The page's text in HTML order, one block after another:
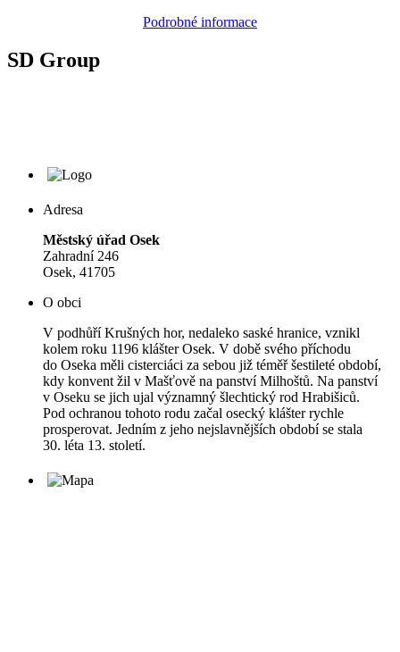
Podrobné informace
SD Group
Adresa
Městský úřad Osek
Zahradní 246
Osek, 41705
O obci
V podhůří Krušných hor, nedaleko saské hranice, vznikl
kolem roku 1196 klášter Osek. V době svého příchodu
do Oseka měli cisterciáci za sebou již téměř šestileté období,
kdy konvent žil v Mašťově na panství Milhoštů. Na panství
v Oseku se jich ujal významný šlechtický rod Hrabišiců.
Pod ochranou tohoto rodu začal osecký klášter rychle
prosperovat. Jedním z jeho nejslavnějších období se stala
30. léta 13. století.